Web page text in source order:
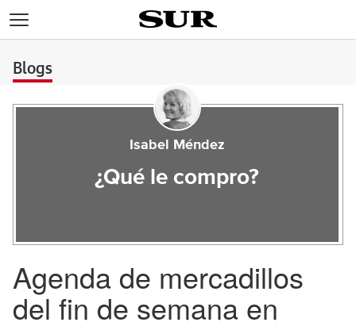
Blogs
Isabel Méndez
¿Qué le compro?
Agenda de mercadillos
del fin de semana en